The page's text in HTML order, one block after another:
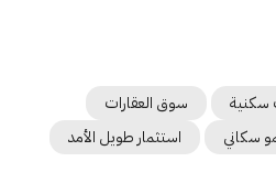
سكنية
سوق العقارات
سكاني استثمار طويل الأمد